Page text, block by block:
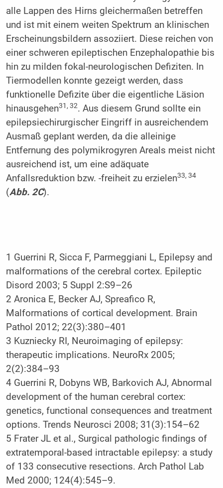
alle Lappen des Hirns gleichermaßen betreffen
und ist mit einem weiten Spektrum an klinischen
Erscheinungsbildern assoziiert. Diese reichen von
einer schweren epileptischen Enzephalopathie bis
hin zu milden fokal-neurologischen Defiziten. In
Tiermodellen konnte gezeigt werden, dass
funktionelle Defizite über die eigentliche Läsion
hinausgehen31, 32. Aus diesem Grund sollte ein
epilepsiechirurgischer Eingriff in ausreichendem
Ausmaß geplant werden, da die alleinige
Entfernung des polymikrogyren Areals meist nicht
ausreichend ist, um eine adäquate
Anfallsreduktion bzw. -freiheit zu erzielen33, 34
(Abb. 2C).
1 Guerrini R, Sicca F, Parmeggiani L, Epilepsy and
malformations of the cerebral cortex. Epileptic
Disord 2003; 5 Suppl 2:S9–26
2 Aronica E, Becker AJ, Spreafico R,
Malformations of cortical development. Brain
Pathol 2012; 22(3):380–401
3 Kuzniecky RI, Neuroimaging of epilepsy:
therapeutic implications. NeuroRx 2005;
2(2):384–93
4 Guerrini R, Dobyns WB, Barkovich AJ, Abnormal
development of the human cerebral cortex:
genetics, functional consequences and treatment
options. Trends Neurosci 2008; 31(3):154–62
5 Frater JL et al., Surgical pathologic findings of
extratemporal-based intractable epilepsy: a study
of 133 consecutive resections. Arch Pathol Lab
Med 2000; 124(4):545–9.